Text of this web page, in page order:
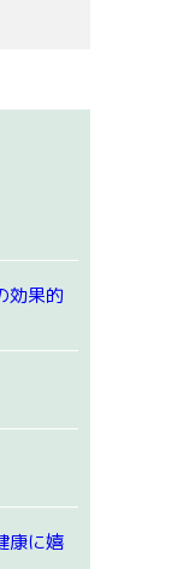
効果的
康に嬉